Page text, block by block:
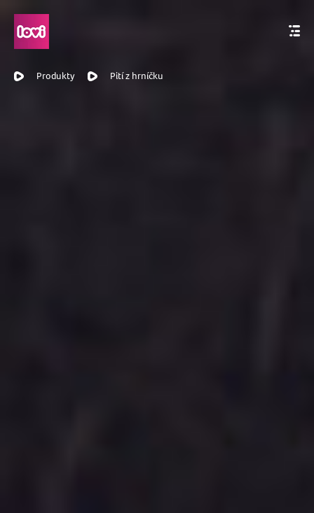
Produkty Pití z hrníčku